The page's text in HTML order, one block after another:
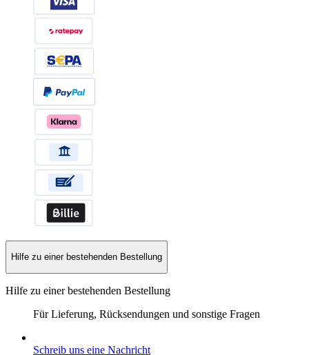
Hilfe zu einer bestehenden Bestellung
Hilfe zu einer bestehenden Bestellung
Für Lieferung, Rücksendungen und sonstige Fragen
Schreib uns eine Nachricht